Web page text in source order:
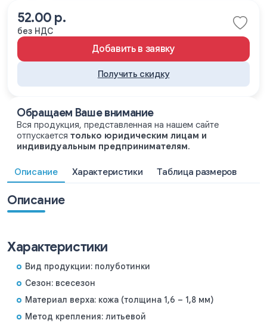
52.00 р.
без НДС
Добавить в заявку
Получить скидку
Обращаем Ваше внимание
Вся продукция, представленная на нашем сайте
отпускается только юридическим лицам и
индивидуальным предпринимателям.
Описание Характеристики Таблица размеров
Описание
Характеристики
Вид продукции: полуботинки
Сезон: всесезон
Материал верха: кожа (толщина 1,6 – 1,8 мм)
Метод крепления: литьевой